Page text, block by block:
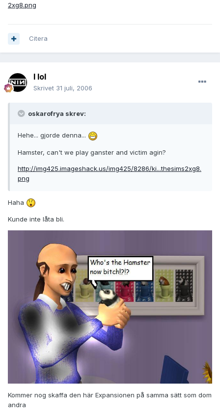
2xg8.png
Citera
I lol
Skrivet 31 juli, 2006
oskarofrya skrev:
Hehe... gjorde denna...
Hamster, can't we play ganster and victim agin?
http://img425.imageshack.us/img425/8286/ki...thesims2xg8.
png
Haha
Kunde inte låta bli.
Kommer nog skaffa den här Expansionen på samma sätt som dom
andra